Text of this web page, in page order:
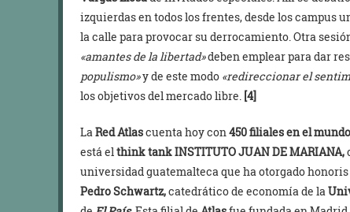
izquierdas en todos los frentes, desde los campus
la calle para provocar su derrocamiento. Otra
«amantes de la libertad»deben emplear para dar
populismo»y de este modo «redireccionar el
los objetivos del mercado libre. [4]
La Red Atlascuenta hoy con 450 filiales en el
está el think tank INSTITUTO JUAN DE MARIANA,
universidad guatemalteca que ha otorgado
Pedro Schwartz,catedrático de economía de la